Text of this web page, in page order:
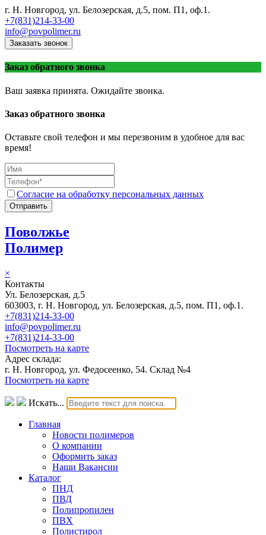
г. Н. Новгород, ул. Белозерская, д.5, пом. П1, оф.1.
+7(831)214-33-00
info@povpolimer.ru
Заказать звонок
Заказ обратного звонка
Ваш заявка принята. Ожидайте звонка.
Заказ обратного звонка
Оставьте свой телефон и мы перезвоним в удобное для вас
время!
Согласие на обработку персональных данных
Отправить
Поволжье
Полимер
×
Контакты
Ул. Белозерская, д.5
603003, г. Н. Новгород, ул. Белозерская, д.5, пом. П1, оф.1.
+7(831)214-33-00
info@povpolimer.ru
+7(831)214-33-00
Посмотреть на карте
Адрес склада:
г. Н. Новгород, ул. Федосеенко, 54. Склад №4
Посмотреть на карте
Искать...
Главная
Новости полимеров
О компании
Оформить заказ
Наши Вакансии
Каталог
ПНД
ПВД
Полипропилен
ПВХ
Полистирол